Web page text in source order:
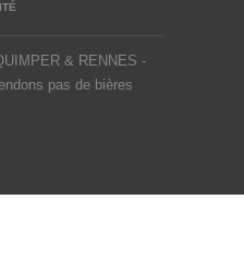
& RENNES -
pas de bières